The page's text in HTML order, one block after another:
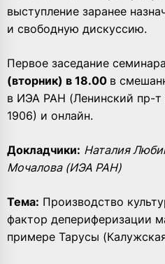
выступление заранее
и свободную дискуссию.
Первое заседание
(вторник) в 18.00 в
в ИЭА РАН (Ленинский пр-т
1906) и онлайн.
Докладчики: Наталия
Мочалова (ИЭА РАН)
Тема: Производство
фактор депериферизации
примере Тарусы